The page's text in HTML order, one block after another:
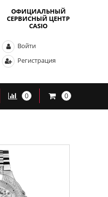
ОФИЦИАЛЬНЫЙ
СЕРВИСНЫЙ ЦЕНТР
CASIO
Войти
Регистрация
0 0